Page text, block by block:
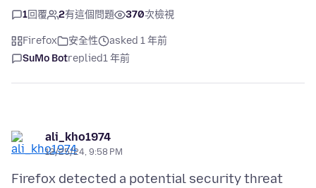
1回覆 2有這個問題 370次檢視
Firefox 安全性
asked 1 年前
SuMo Botreplied1 年前
ali_kho1974
12/25/24, 9:58 PM
Firefox detected a potential security threat